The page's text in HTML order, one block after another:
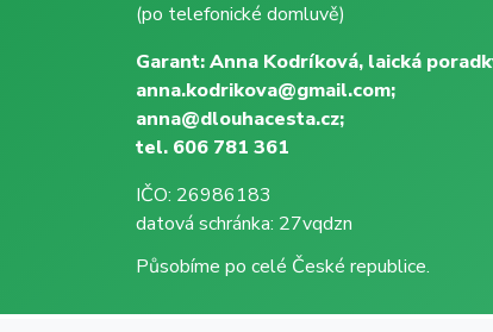
(po telefonické domluvě)
Garant: Anna Kodríková, laická
anna.kodrikova@gmail.com;
anna@dlouhacesta.cz;
tel. 606 781 361
IČO: 26986183
datová schránka: 27vqdzn
Působíme po celé České republice.